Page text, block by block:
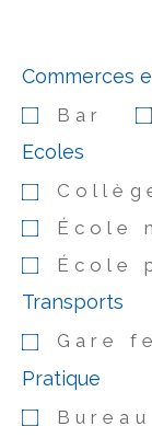
Commerces
Bar
Ecoles
École
École
Transports
Gare
Pratique